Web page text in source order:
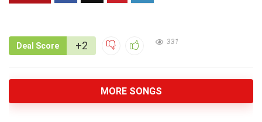
Deal Score +2 331
MORE SONGS